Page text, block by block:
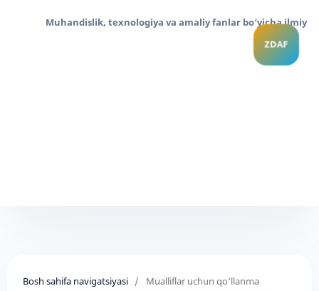
Bosh sahifa navigatsiyasi / Mualliflar uchun qo‘llanma